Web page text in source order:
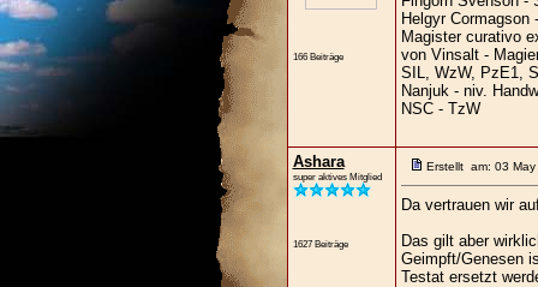
166 Beiträge
Helgyr Cormagson
Magister curativo
von Vinsalt -
SIL, WzW, PzE1,
Nanjuk - niv.
NSC - TzW
Ashara
super aktives Mitglied
1627 Beiträge
Erstellt am: 03
Da vertrauen wir
Das gilt aber
Geimpft/Genesen
Testat ersetzt